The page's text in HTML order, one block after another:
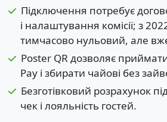
Підключення потребує
і налаштування комісії; з
тимчасово нульовий, але
Poster QR дозволяє
Pay і збирати чайові без
Безготівковий розрахунок
чек і лояльність гостей.